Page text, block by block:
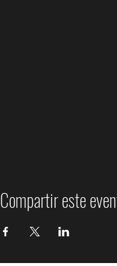
Compartir este